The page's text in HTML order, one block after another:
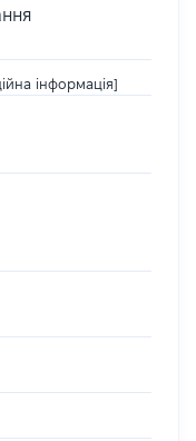
інформація]